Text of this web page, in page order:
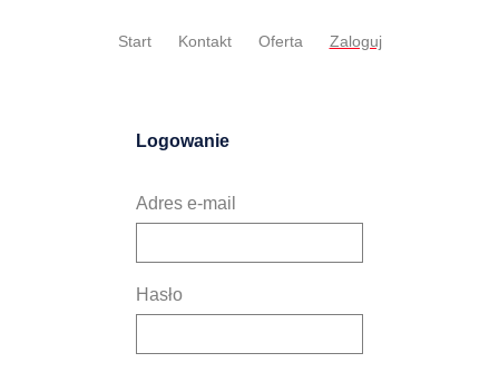
Start Kontakt Oferta Zaloguj
Logowanie
Adres e-mail
Hasło